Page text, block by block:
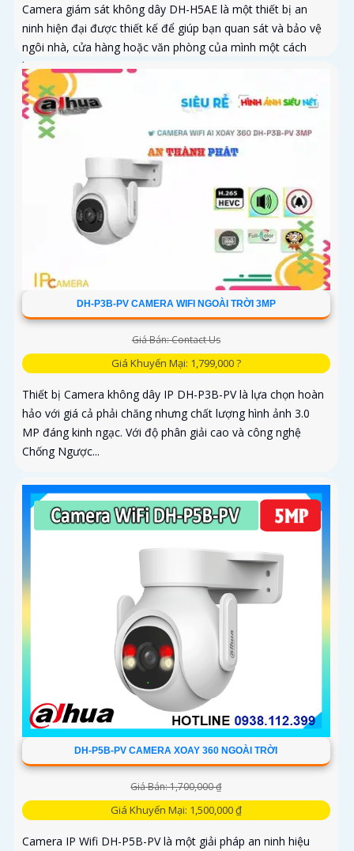
Camera giám sát không dây DH-H5AE là một thiết bị an
ninh hiện đại được thiết kế để giúp bạn quan sát và bảo vệ
ngôi nhà, cửa hàng hoặc văn phòng của mình một cách
hiệu quả
DH-P3B-PV CAMERA WIFI NGOÀI TRỜI 3MP
Giá Bán: Contact Us
Giá Khuyến Mại: 1,799,000 ?
Thiết bị Camera không dây IP DH-P3B-PV là lựa chọn hoàn
hảo với giá cả phải chăng nhưng chất lượng hình ảnh 3.0
MP đáng kinh ngạc. Với độ phân giải cao và công nghệ
Chống Ngược...
DH-P5B-PV CAMERA XOAY 360 NGOÀI TRỜI
Giá Bán: 1,700,000 ₫
Giá Khuyến Mại: 1,500,000 ₫
Camera IP Wifi DH-P5B-PV là một giải pháp an ninh hiệu